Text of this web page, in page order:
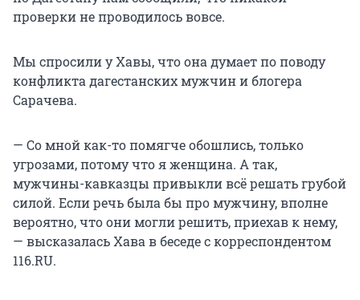
проверки не проводилось вовсе.
Мы спросили у Хавы, что она думает по поводу
конфликта дагестанских мужчин и блогера
Сарачева.
— Со мной как-то помягче обошлись, только
угрозами, потому что я женщина. А так,
мужчины-кавказцы привыкли всё решать грубой
силой. Если речь была бы про мужчину, вполне
вероятно, что они могли решить, приехав к нему,
— высказалась Хава в беседе с корреспондентом
116.RU.